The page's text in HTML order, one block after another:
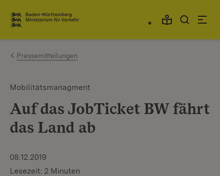
Zum Inhalt springen
Link zur Startseite
Pressemitteilungen
Mobilitätsmanagment
Auf das JobTicket BW fährt
das Land ab
08.12.2019
Lesezeit: 2 Minuten